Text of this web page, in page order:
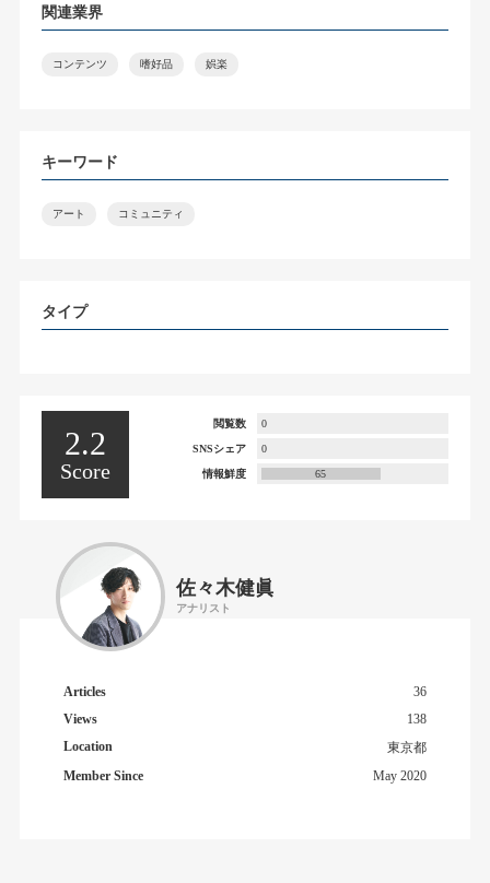
関連業界
コンテンツ 嗜好品 娯楽
キーワード
アート コミュニティ
タイプ
2.2
Score
閲覧数 0
SNSシェア 0
情報鮮度 65
佐々木健眞
アナリスト
Articles
36
Views
138
Location
東京都
Member Since
May 2020